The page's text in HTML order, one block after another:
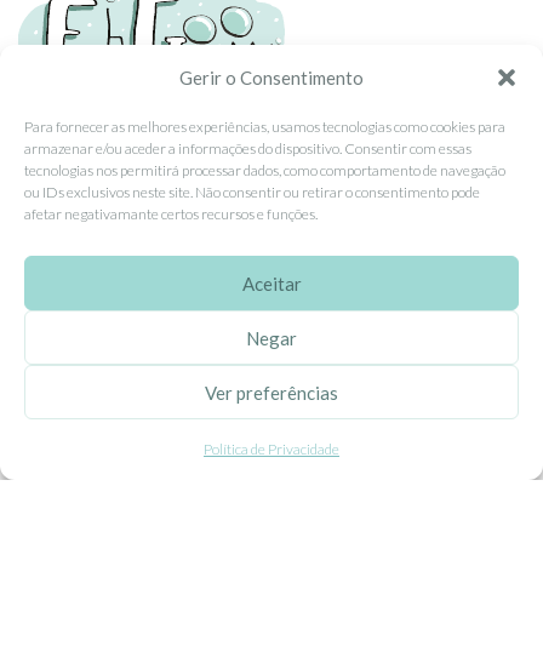
Gerir o Consentimento
Para fornecer as melhores experiências, usamos tecnologias como cookies para
armazenar e/ou aceder a informações do dispositivo. Consentir com essas
tecnologias nos permitirá processar dados, como comportamento de navegação
ou IDs exclusivos neste site. Não consentir ou retirar o consentimento pode
afetar negativamante certos recursos e funções.
Aceitar
Negar
Ver preferências
Política de Privacidade
Tel: (351) 234095278 Custo de Chamada para Rede Fixa Nacional
Email: info@ehgoom.com
Rua José Afonso, Nº 50, 3800-438 Aveiro, Portugal
Sobre Nós
Propriedade Intelectual
Colaboração com Bloggers